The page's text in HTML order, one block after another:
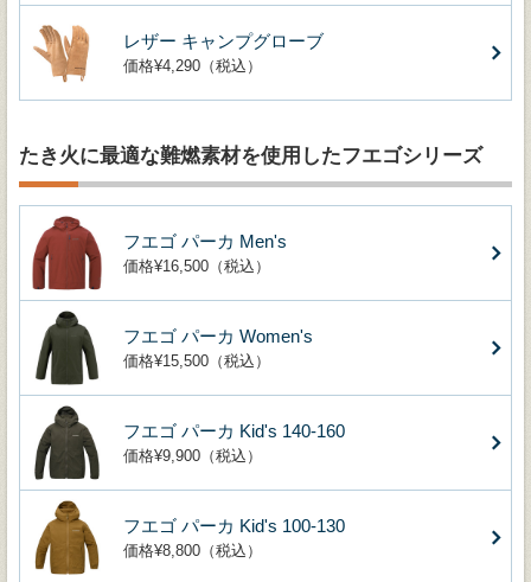
レザー キャンプグローブ
価格¥4,290（税込）
たき火に最適な難燃素材を使用したフエゴシリーズ
フエゴ パーカ Men's
価格¥16,500（税込）
フエゴ パーカ Women's
価格¥15,500（税込）
フエゴ パーカ Kid's 140-160
価格¥9,900（税込）
フエゴ パーカ Kid's 100-130
価格¥8,800（税込）